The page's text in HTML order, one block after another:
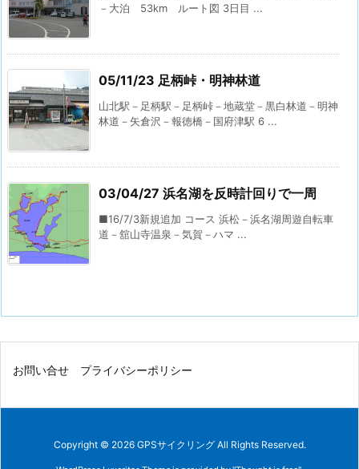
－大泊 53km ルート図 3日目 ...
05/11/23 足柄峠・明神林道
山北駅－足柄駅－足柄峠－地蔵堂－黒白林道－明神
林道－矢倉沢－報徳橋－国府津駅 6 ...
03/04/27 浜名湖を反時計回りで一周
■16/7/3新規追加 コース 浜松－浜名湖周遊自転車
道－舘山寺温泉－気賀－ハマ ...
お問い合せ プライバシーポリシー
Copyright © 2026 GPSサイクリングAll Rights Reserved.